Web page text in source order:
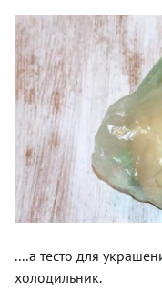
....а тесто для
холодильник.